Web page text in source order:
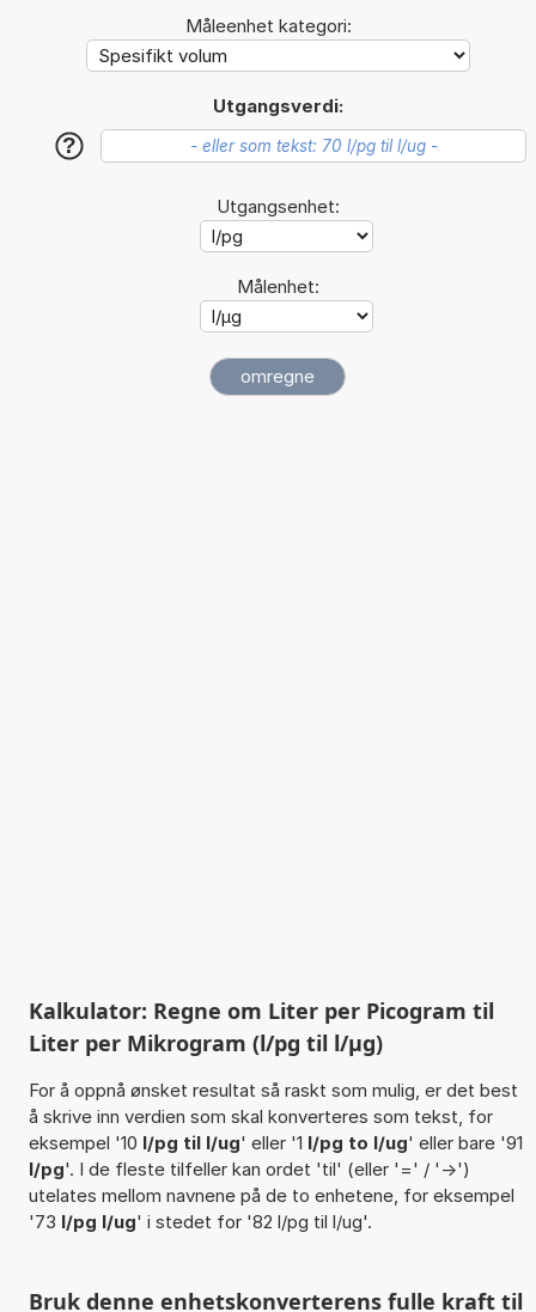
Måleenhet kategori:
Utgangsverdi:
?
Utgangsenhet:
Målenhet:
Kalkulator: Regne om Liter per Picogram til
Liter per Mikrogram (l/pg til l/µg)
For å oppnå ønsket resultat så raskt som mulig, er det best
å skrive inn verdien som skal konverteres som tekst, for
eksempel '10 l/pg til l/ug' eller '1 l/pg to l/ug' eller bare '91
l/pg'. I de fleste tilfeller kan ordet 'til' (eller '=' / '->')
utelates mellom navnene på de to enhetene, for eksempel
'73 l/pg l/ug' i stedet for '82 l/pg til l/ug'.
Bruk denne enhetskonverterens fulle kraft til